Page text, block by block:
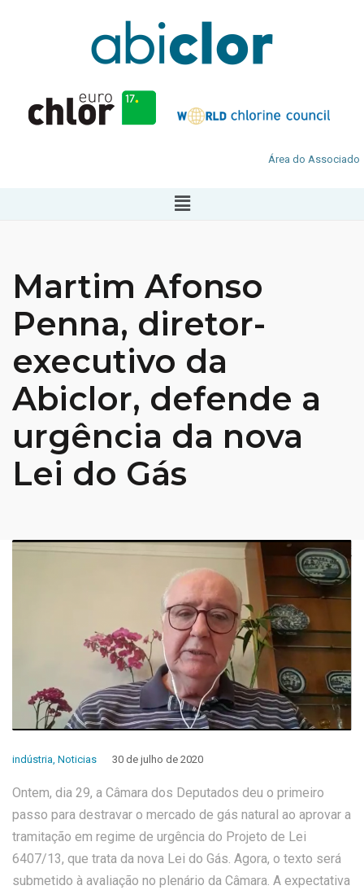
Área do Associado
Martim Afonso
Penna, diretor-
executivo da
Abiclor, defende a
urgência da nova
Lei do Gás
indústria, Noticias 30 de julho de 2020
Ontem, dia 29, a Câmara dos Deputados deu o primeiro
passo para destravar o mercado de gás natural ao aprovar a
tramitação em regime de urgência do Projeto de Lei
6407/13, que trata da nova Lei do Gás. Agora, o texto será
submetido à avaliação no plenário da Câmara. A expectativa